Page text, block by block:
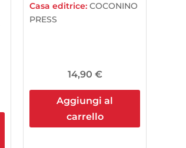
Casa editrice:COCONINO
PRESS
14,90 €
Aggiungi al
carrello